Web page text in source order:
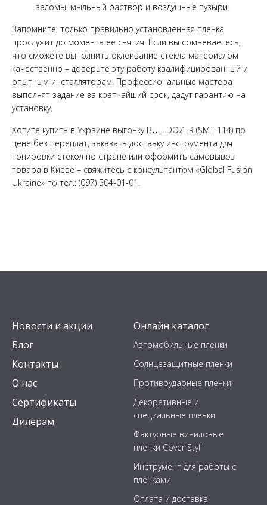
заломы, мыльный раствор и воздушные пузыри.
Запомните, только правильно установленная пленка
прослужит до момента ее снятия. Если вы сомневаетесь,
что сможете выполнить оклеивание стекла материалом
качественно – доверьте эту работу квалифицированный и
опытным инсталляторам. Профессиональные мастера
выполнят задание за кратчайший срок, дадут гарантию на
установку.
Хотите купить в Украине выгонку BULLDOZER (SMT-114) по
цене без переплат, заказать доставку инструмента для
тонировки стекол по стране или оформить самовывоз
товара в Киеве – свяжитесь с консультантом «Global Fusion
Ukraine» по тел.: (097) 504-01-01.
Новости и акции
Блог
Контакты
О нас
Сертификаты
Дилерам
Онлайн каталог
Автомобильные пленки
Солнцезащитные пленки
Противоударные пленки
Декоративные и
специальные пленки
Фактурные виниловые
пленки Cover Styl'
Инструмент для работы с
пленками
Оплата и доставка